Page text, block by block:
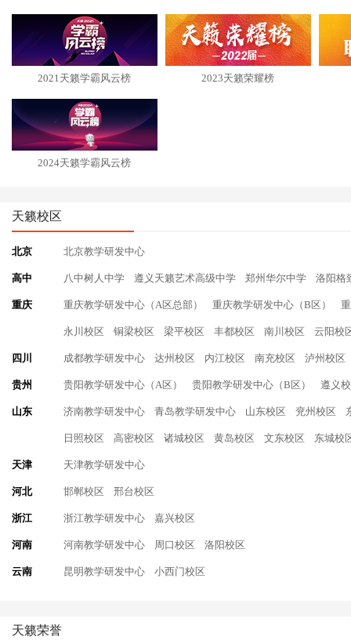
2021天籁学霸风云榜 2023天籁荣耀榜
2024天籁学霸风云榜
天籁校区
北京 北京教学研发中心
高中 八中树人中学 遵义天籁艺术高级中学 郑州华尔中学 洛阳格
重庆 重庆教学研发中心（A区总部） 重庆教学研发中心（B区）
永川校区 铜梁校区 梁平校区 丰都校区 南川校区 云阳校
四川 成都教学研发中心 达州校区 内江校区 南充校区 泸州校区
贵州 贵阳教学研发中心（A区） 贵阳教学研发中心（B区） 遵义
山东 济南教学研发中心 青岛教学研发中心 山东校区 兖州校区
日照校区 高密校区 诸城校区 黄岛校区 文东校区 东城校
天津 天津教学研发中心
河北 邯郸校区 邢台校区
浙江 浙江教学研发中心 嘉兴校区
河南 河南教学研发中心 周口校区 洛阳校区
云南 昆明教学研发中心 小西门校区
天籁荣誉